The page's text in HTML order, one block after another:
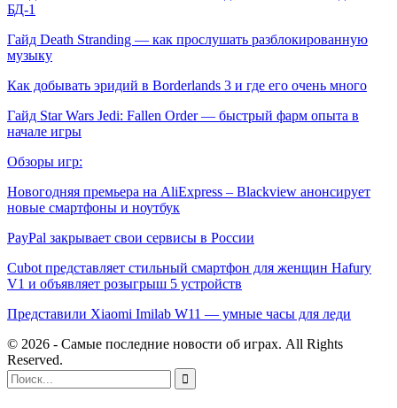
БД-1
Гайд Death Stranding — как прослушать разблокированную
музыку
Как добывать эридий в Borderlands 3 и где его очень много
Гайд Star Wars Jedi: Fallen Order — быстрый фарм опыта в
начале игры
Обзоры игр:
Новогодняя премьера на AliExpress – Blackview анонсирует
новые смартфоны и ноутбук
PayPal закрывает свои сервисы в России
Cubot представляет стильный смартфон для женщин Hafury
V1 и объявляет розыгрыш 5 устройств
Представили Xiaomi Imilab W11 — умные часы для леди
© 2026 - Самые последние новости об играх. All Rights
Reserved.